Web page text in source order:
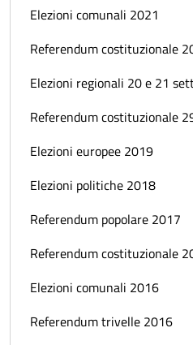
Elezioni comunali 2021
Referendum costituzionale
Elezioni regionali 20 e 21
Referendum costituzionale
Elezioni europee 2019
Elezioni politiche 2018
Referendum popolare 2017
Referendum costituzionale
Elezioni comunali 2016
Referendum trivelle 2016